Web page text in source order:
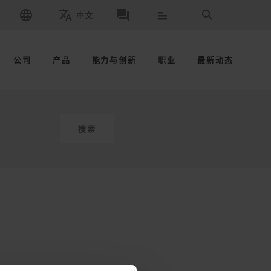
请选择品牌和国家
中文
请选择语言取得联系 搜索
公司 产品 能力与创新 职业 最新动态
搜索